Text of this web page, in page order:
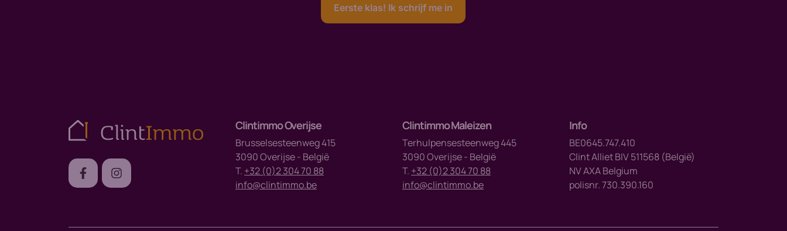
Eerste klas! Ik schrijf me in
Clintimmo Overijse
Brusselsesteenweg 415
3090 Overijse - België
T. +32 (0)2 304 70 88
info@clintimmo.be
Info
BE0645.747.410
Clint Alliet BIV 511568 (België)
NV AXA Belgium
polisnr. 730.390.160
Clintimmo Maleizen
Terhulpensesteenweg 445
3090 Overijse - België
T. +32 (0)2 304 70 88
info@clintimmo.be